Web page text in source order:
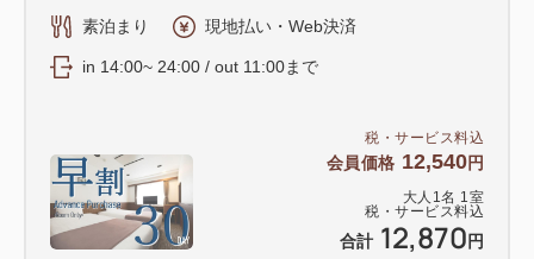
税・サービス料込
会員価格 12,540円
大人 1名 1室
税・サービス料込
合計 12,870 円
素泊まり 現地払い・Web決済
in 14:00~ 24:00 / out 11:00まで